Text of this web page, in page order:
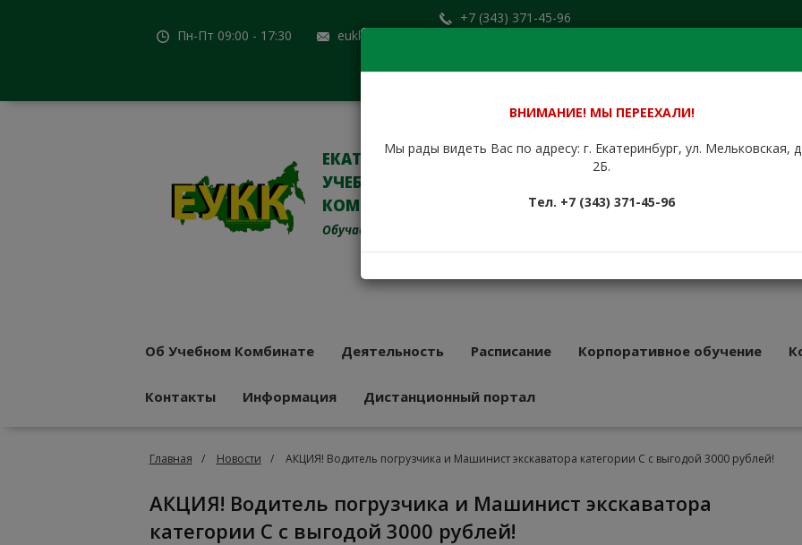
Пн-Пт 09:00 - 17:30 eukk@mail.ru
+7 (343) 371-45-96
ЕКАТЕРИНБУРГСКИЙ
УЧЕБНО-КУРСОВОЙ
КОМБИНАТ
Обучаем с 1943 года
Об Учебном Комбинате Деятельность Расписание Корпоративное обучение
Контакты Информация Дистанционный портал
Главная Новости АКЦИЯ! Водитель погрузчика и Машинист экскаватора категории С с выгодой 3000 рублей!
АКЦИЯ! Водитель погрузчика и Машинист экскаватора
категории С с выгодой 3000 рублей!
ВНИМАНИЕ! МЫ ПЕРЕЕХАЛИ!
Мы рады видеть Вас по адресу: г. Екатеринбург, ул. Мельковская,
2Б.
Тел. +7 (343) 371-45-96